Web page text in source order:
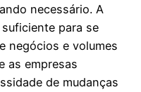
necessário. A
para se
negócios e volumes
as empresas
de mudanças